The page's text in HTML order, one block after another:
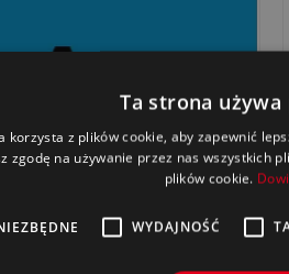
Szybki podgląd
Ta strona
korzysta z plików cookie, aby zapewnić
zgodę na używanie przez nas wszystkich
plików cookie.
WYDAJNOŚĆ